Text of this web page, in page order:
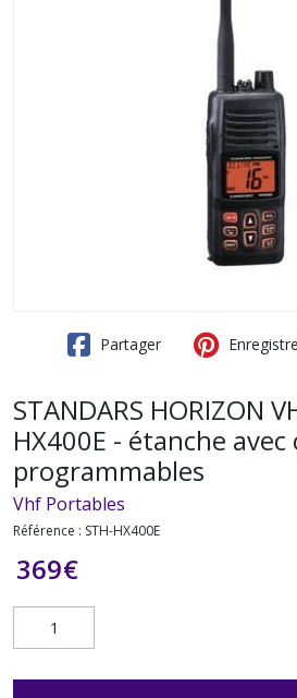
Partager
STANDARS HORIZON
HX400E - étanche avec
programmables
Vhf Portables
Référence : STH-HX400E
369€